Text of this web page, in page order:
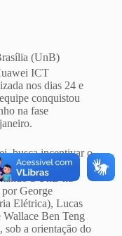
(UnB)
ICT
nos dias 24 e
conquistou
na fase
busca incentivar o
Tecnologia da
a UnB na
George
Elétrica), Lucas
Ben Teng
a orientação do